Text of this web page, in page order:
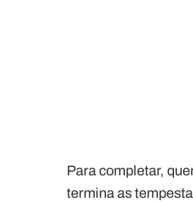
Para completar,
termina as